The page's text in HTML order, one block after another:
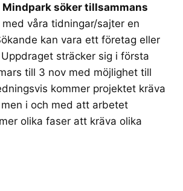
Mindpark söker tillsammans
med våra tidningar/sajter en
kan vara ett företag eller
sträcker sig i första
till 3 nov med möjlighet till
kommer projektet kräva
i och med att arbetet
olika faser att kräva olika